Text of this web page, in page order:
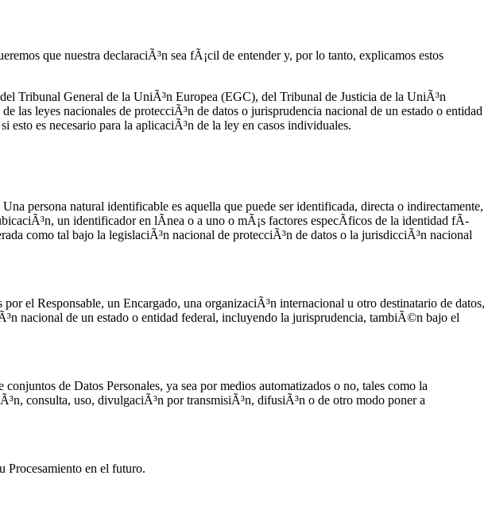
que nuestra declaraciÃ³n sea fÃ¡cil de entender y, por lo tanto, explicamos estos
Tribunal General de la UniÃ³n Europea (EGC), del Tribunal de Justicia de la UniÃ³n
leyes nacionales de protecciÃ³n de datos o jurisprudencia nacional de un estado o entidad
es necesario para la aplicaciÃ³n de la ley en casos individuales.
persona natural identificable es aquella que puede ser identificada, directa o indirectamente,
un identificador en lÃ­nea o a uno o mÃ¡s factores especÃ­ficos de la identidad fÃ­
como tal bajo la legislaciÃ³n nacional de protecciÃ³n de datos o la jurisdicciÃ³n nacional
el Responsable, un Encargado, una organizaciÃ³n internacional u otro destinatario de datos,
nacional de un estado o entidad federal, incluyendo la jurisprudencia, tambiÃ©n bajo el
de Datos Personales, ya sea por medios automatizados o no, tales como la
consulta, uso, divulgaciÃ³n por transmisiÃ³n, difusiÃ³n o de otro modo poner a
Procesamiento en el futuro.